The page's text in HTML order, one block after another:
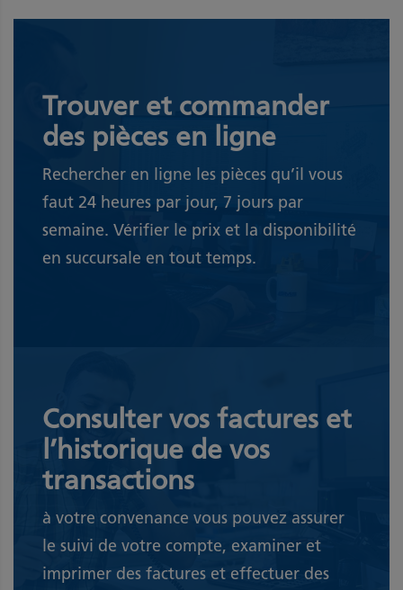
Trouver et commander
des pièces en ligne
Rechercher en ligne les pièces qu’il vous
faut 24 heures par jour, 7 jours par
semaine. Vérifier le prix et la disponibilité
en succursale en tout temps.
Consulter vos factures et
l’historique de vos
transactions
à votre convenance vous pouvez assurer
le suivi de votre compte, examiner et
imprimer des factures et effectuer des